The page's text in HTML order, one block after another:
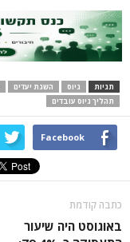
תגיות גיוס השגת יעדים
תהליך גיוס עובדים
Facebook
כתבה קודמת
באוגוסט היה שיעור